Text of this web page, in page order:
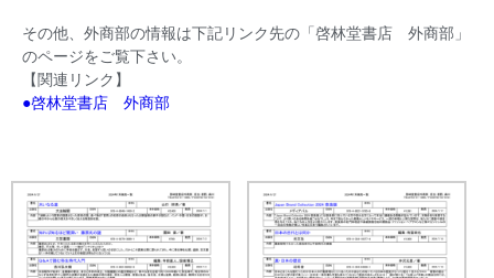
その他、外商部の情報は下記リンク先の「啓林堂書店 外商部」
のページをご覧下さい。
【関連リンク】
●啓林堂書店 外商部